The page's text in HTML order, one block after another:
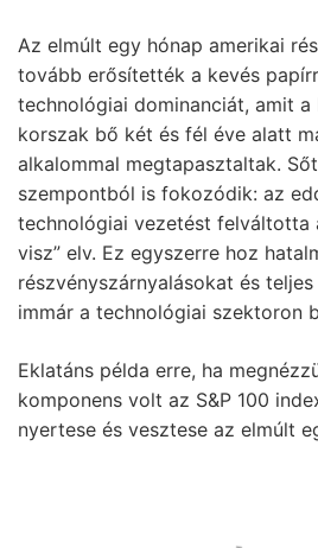
Az elmúlt egy hónap amerikai
tovább erősítették a kevés
technológiai dominanciát, amit
korszak bő két és fél éve alatt
alkalommal megtapasztaltak.
szempontból is fokozódik: az
technológiai vezetést felváltotta
visz” elv. Ez egyszerre hoz
részvényszárnyalásokat és
immár a technológiai szektoron
Eklatáns példa erre, ha
komponens volt az S&P 100
nyertese és vesztese az elmúlt